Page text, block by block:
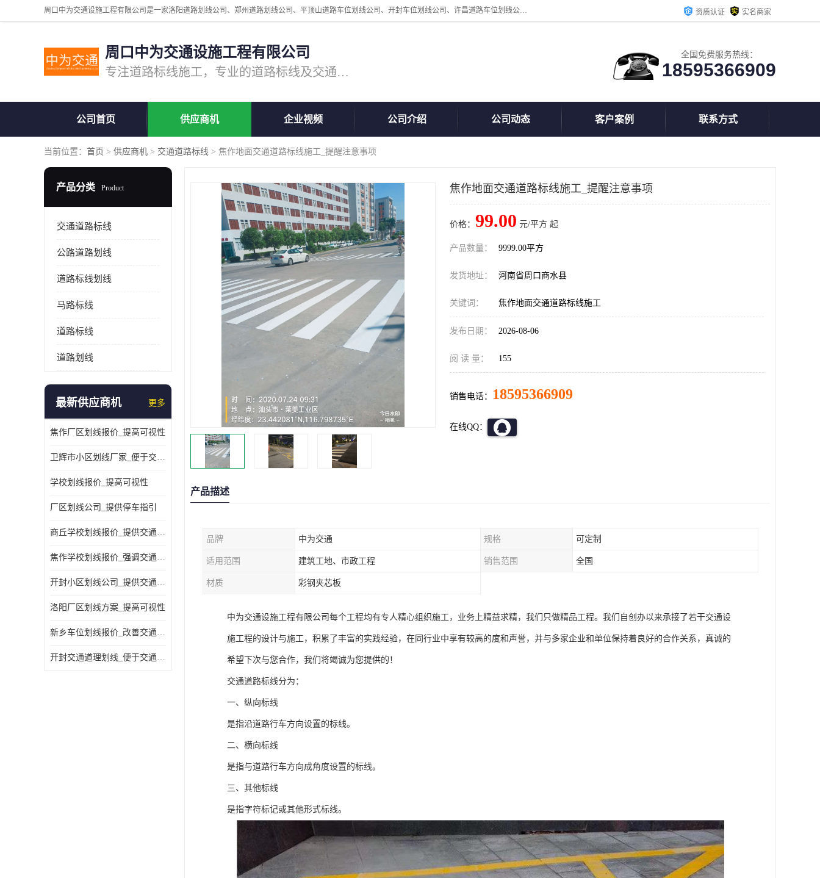
周口中为交通设施工程有限公司是一家洛阳道路划线公司、郑州道路划线公司、平顶山道路车位划线公司、开封车位划线公司、许昌道路车位划线公司、漯河道路车位划线公司，公司始终坚持“诚信、匠心、专注”的宗旨；我们的经营理念是：的服务。 资质认证 实名商家
周口中为交通设施工程有限公司
专注道路标线施工，专业的道路标线及交通设施施工服务商!
全国免费服务热线：
18595366909
公司首页 供应商机 企业视频 公司介绍 公司动态 客户案例 联系方式
当前位置： 首页 > 供应商机 > 交通道路标线 > 焦作地面交通道路标线施工_提醒注意事项
产品分类 Product
交通道路标线
公路道路划线
道路标线划线
马路标线
道路标线
道路划线
最新供应商机 更多
焦作厂区划线报价_提高可视性
卫辉市小区划线厂家_便于交通管理
学校划线报价_提高可视性
厂区划线公司_提供停车指引
商丘学校划线报价_提供交通信息
焦作学校划线报价_强调交通规则
开封小区划线公司_提供交通信息
洛阳厂区划线方案_提高可视性
新乡车位划线报价_改善交通效率
开封交通道理划线_便于交通管理
焦作地面交通道路标线施工_提醒注意事项
价格： 99.00 元/平方 起
产品数量： 9999.00平方
发货地址： 河南省周口商水县
关键词： 焦作地面交通道路标线施工
发布日期： 2026-08-06
阅 读 量： 155
销售电话： 18595366909
在线QQ：
产品描述
品牌 中为交通 规格 可定制
适用范围 建筑工地、市政工程 销售范围 全国
材质 彩钢夹芯板
中为交通设施工程有限公司每个工程均有专人精心组织施工，业务上精益求精，我们只做精品工程。我们自创办以来承接了若干交通设
施工程的设计与施工，积累了丰富的实践经验，在同行业中享有较高的度和声誉，并与多家企业和单位保持着良好的合作关系，真诚的
希望下次与您合作，我们将竭诚为您提供的！
交通道路标线分为：
一、纵向标线
是指沿道路行车方向设置的标线。
二、横向标线
是指与道路行车方向成角度设置的标线。
三、其他标线
是指字符标记或其他形式标线。